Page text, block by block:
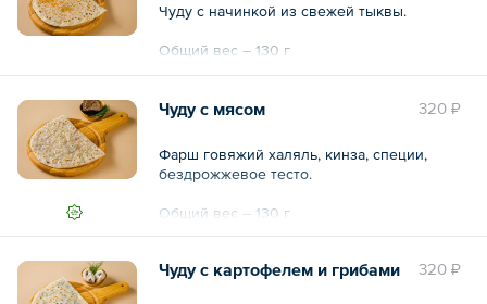
Чуду с начинкой из свежей тыквы.
Общий вес – 130 г
320 ₽
Чуду с мясом
Фарш говяжий халяль, кинза, специи,
бездрожжевое тесто.
Общий вес – 130 г
320 ₽
Чуду с картофелем и грибами